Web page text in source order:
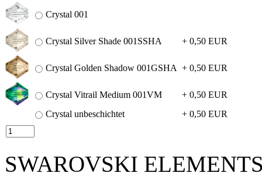
Crystal 001
Crystal Silver Shade 001SSHA + 0,50 EUR
Crystal Golden Shadow 001GSHA + 0,50 EUR
Crystal Vitrail Medium 001VM
+ 0,50 EUR
Crystal unbeschichtet
+ 0,50 EUR
SWAROVSKI